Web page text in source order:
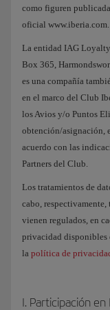
como figuren
oficial www.iberia.com.
La entidad IAG
Box 365,
es una compañía
en el marco del Club
los Avios y/o Puntos
obtención/asignación,
acuerdo con las
Partners del Club.
Los tratamientos de
cabo,
vienen regulados, en
privacidad disponibles
la política de
I. Participación en